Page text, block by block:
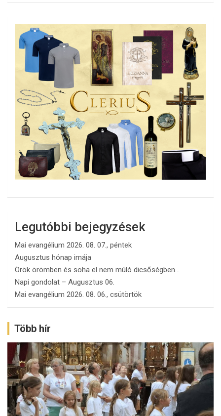
Legutóbbi bejegyzések
Mai evangélium 2026. 08. 07., péntek
Augusztus hónap imája
Örök örömben és soha el nem múló dicsőségben…
Napi gondolat – Augusztus 06.
Mai evangélium 2026. 08. 06., csütörtök
Több hír